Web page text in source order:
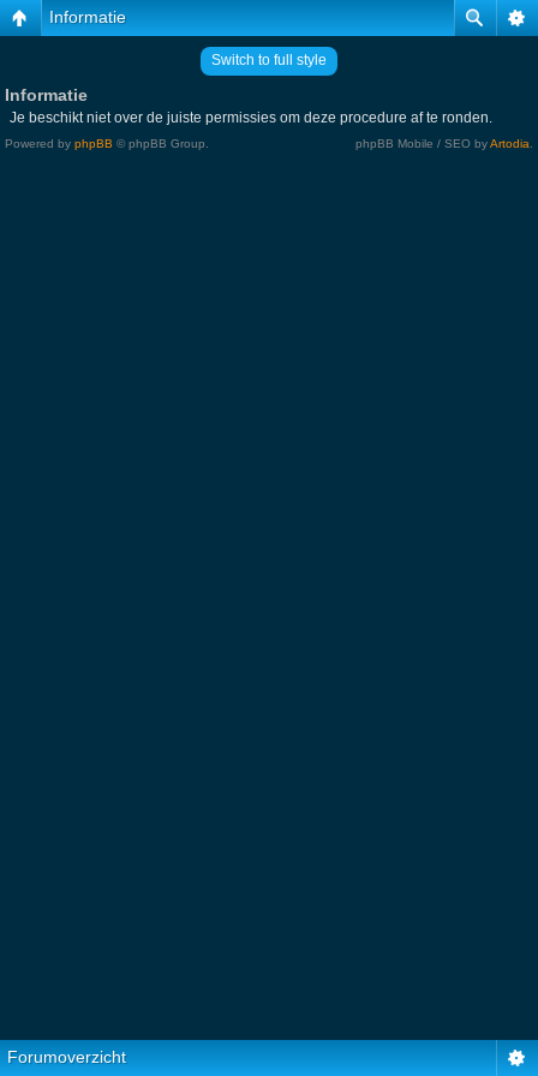
Informatie
Switch to full style
Informatie
Je beschikt niet over de juiste permissies om deze procedure af te ronden.
Powered by phpBB © phpBB Group. phpBB Mobile / SEO byArtodia
Forumoverzicht